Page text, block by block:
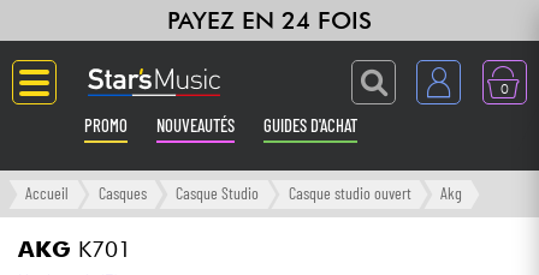
PAYEZ EN 24 FOIS
0
PROMO NOUVEAUTÉS GUIDES D'ACHAT
Langue
Guitares & Basses
Accueil Casques Casque Studio Casque studio ouvert Akg
AKG K701